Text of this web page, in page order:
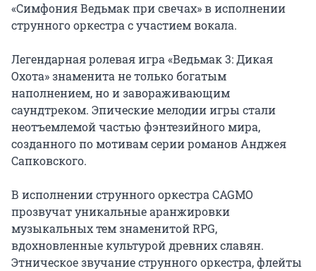
«Симфония Ведьмак при свечах» в исполнении
струнного оркестра с участием вокала.
Легендарная ролевая игра «Ведьмак 3: Дикая
Охота» знаменита не только богатым
наполнением, но и завораживающим
саундтреком. Эпические мелодии игры стали
неотъемлемой частью фэнтезийного мира,
созданного по мотивам серии романов Анджея
Сапковского.
В исполнении струнного оркестра CAGMO
прозвучат уникальные аранжировки
музыкальных тем знаменитой RPG,
вдохновленные культурой древних славян.
Этническое звучание струнного оркестра, флейты